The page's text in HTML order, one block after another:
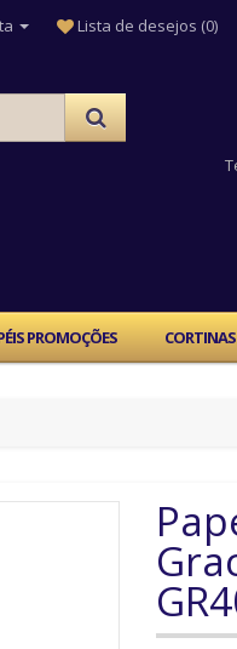
Lista de desejos (0)
PROMOÇÕES CORTINAS